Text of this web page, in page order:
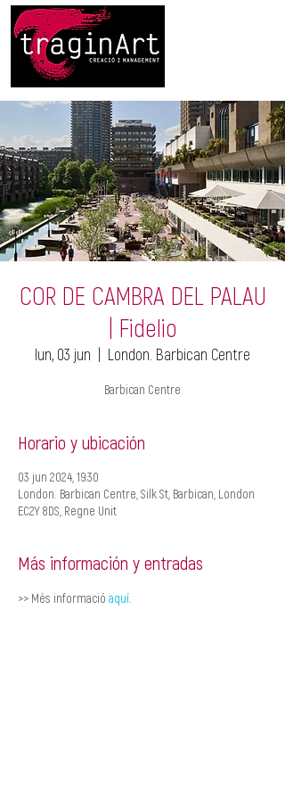
COR DE CAMBRA DEL PALAU
| Fidelio
lun, 03 jun
  |
London. Barbican Centre
Barbican Centre
Horario y ubicación
03 jun 2024, 19:30
London. Barbican Centre, Silk St, Barbican, London
EC2Y 8DS, Regne Unit
Más información y entradas
>> Més informació aquí